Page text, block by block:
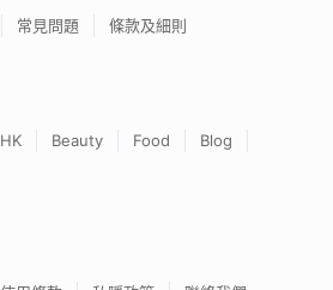
常見問題 條款及細則
HK Beauty Food
Blog